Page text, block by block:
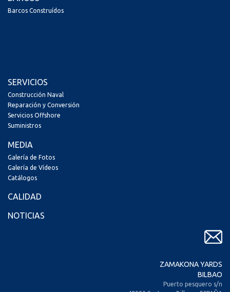
Barcos Construídos
SERVICIOS
Construcción Naval
Reparación y Conversión
Servicios Offshore
Suministros
MEDIA
Galería de Fotos
Galería de Vídeos
Catálogos
CALIDAD
NOTICIAS
ZAMAKONA YARDS
BILBAO
Puerto pesquero s/n